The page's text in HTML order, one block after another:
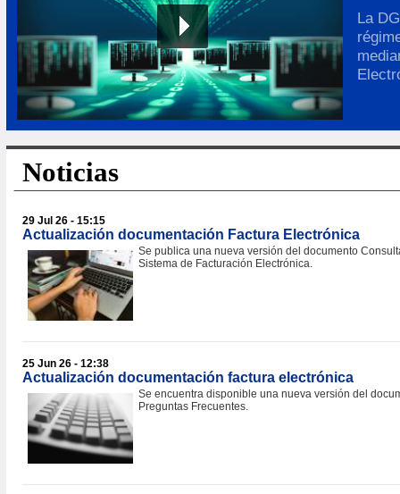
La
Noticias
29 Jul 26 - 15:15
Actualización documentación Factura Electrónica
Se publica una nueva versión del documento
Sistema de Facturación Electrónica.
25 Jun 26 - 12:38
Actualización documentación factura electrónica
Se encuentra disponible una nueva versión del
Preguntas Frecuentes.